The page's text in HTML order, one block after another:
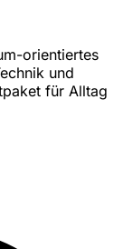
orientiertes
und
für Alltag